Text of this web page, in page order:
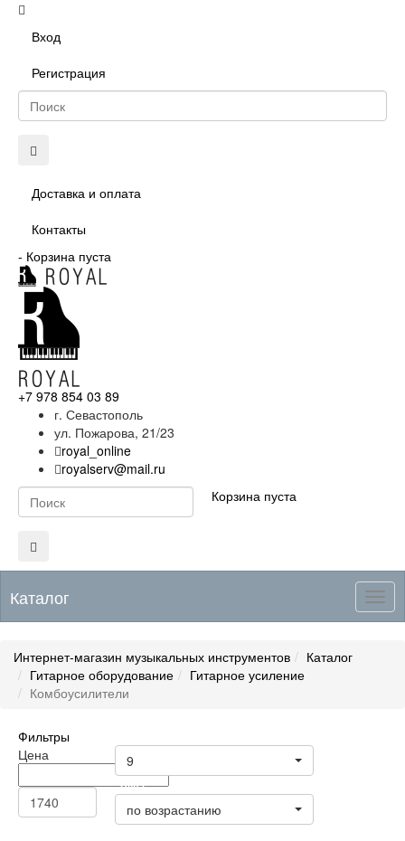
Вход
Регистрация
Доставка и оплата
Контакты
- Корзина пуста
+7 978 854 03 89
г. Севастополь
ул. Пожарова, 21/23
royal_online
royalserv@mail.ru
Корзина пуста
Каталог
Интернет-магазин музыкальных инструментов
Каталог
Гитарное оборудование
Гитарное усиление
Комбоусилители
Фильтры
Цена
9
Цена
по возрастанию